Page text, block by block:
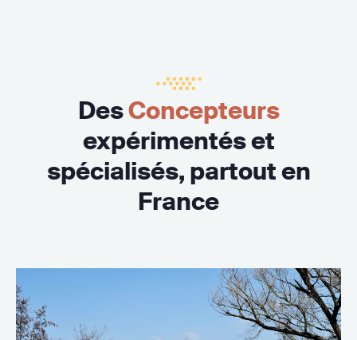
DesConcepteurs
expérimentés et
spécialisés, partout en
France